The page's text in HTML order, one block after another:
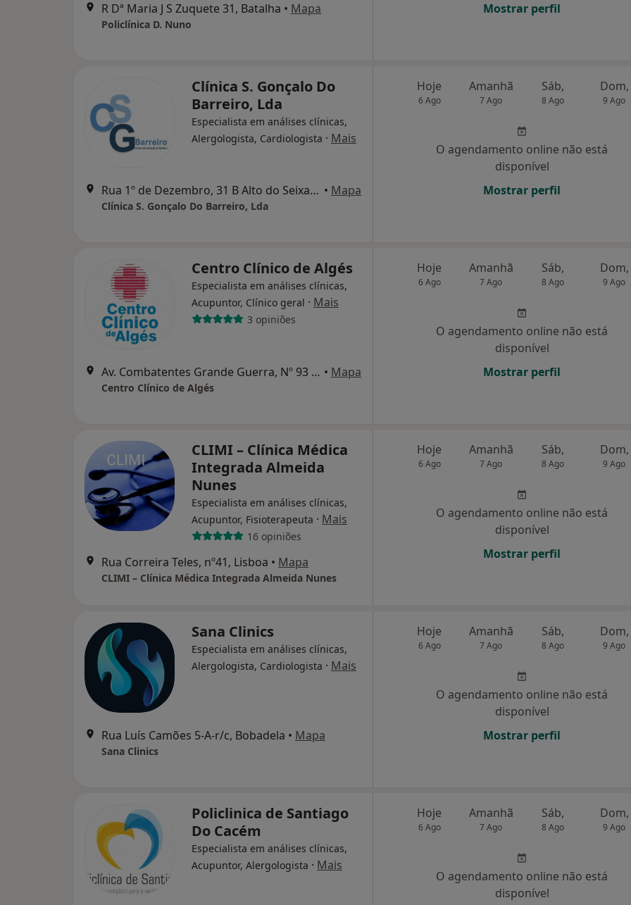
R Dª Maria J S Zuquete 31, Batalha • Mapa
Policlínica D. Nuno
Mostrar perfil
Clínica S. Gonçalo Do
Barreiro, Lda
Especialista em análises clínicas,
Alergologista, Cardiologista · Mais
Rua 1º de Dezembro, 31 B Alto do Seixalinho, Barreiro • Mapa
Clínica S. Gonçalo Do Barreiro, Lda
Hoje
6 Ago
Amanhã
7 Ago
Sáb,
8 Ago
Dom,
9 Ago
O agendamento online não está
disponível
Mostrar perfil
Centro Clínico de Algés
Especialista em análises clínicas,
Acupuntor, Clínico geral · Mais
3 opiniões
Av. Combatentes Grande Guerra, Nº 93 A - R/c Esq., Algés • Mapa
Centro Clínico de Algés
Hoje
6 Ago
Amanhã
7 Ago
Sáb,
8 Ago
Dom,
9 Ago
O agendamento online não está
disponível
Mostrar perfil
CLIMI – Clínica Médica
Integrada Almeida
Nunes
Especialista em análises clínicas,
Acupuntor, Fisioterapeuta · Mais
16 opiniões
Rua Correira Teles, nº41, Lisboa • Mapa
CLIMI – Clínica Médica Integrada Almeida Nunes
Hoje
6 Ago
Amanhã
7 Ago
Sáb,
8 Ago
Dom,
9 Ago
O agendamento online não está
disponível
Mostrar perfil
Sana Clinics
Especialista em análises clínicas,
Alergologista, Cardiologista · Mais
Rua Luís Camões 5-A-r/c, Bobadela • Mapa
Sana Clinics
Hoje
6 Ago
Amanhã
7 Ago
Sáb,
8 Ago
Dom,
9 Ago
O agendamento online não está
disponível
Mostrar perfil
Policlinica de Santiago
Do Cacém
Especialista em análises clínicas,
Acupuntor, Alergologista · Mais
Hoje
6 Ago
Amanhã
7 Ago
Sáb,
8 Ago
Dom,
9 Ago
O agendamento online não está
disponível